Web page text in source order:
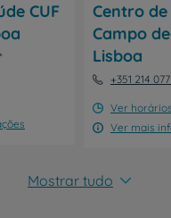
CUF
Centro de
Campo
Lisboa
+351 214
Ver horários
Ver mais
Mostrar tudo